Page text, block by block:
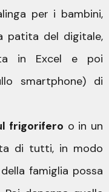
per i bambini,
patita del digitale,
in Excel e poi
smartphone) di
frigorifero o in un
di tutti, in modo
famiglia possa